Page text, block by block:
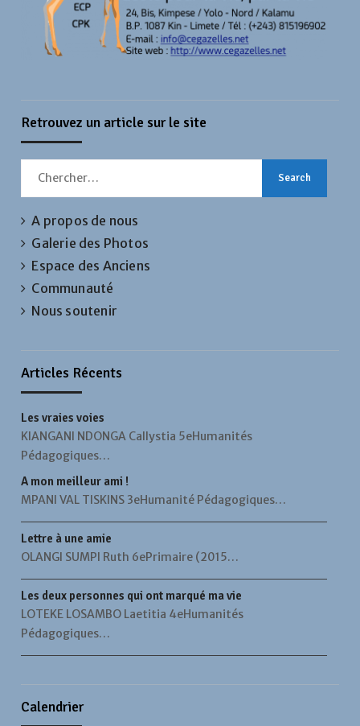
Retrouvez un article sur le site
Search
A propos de nous
Galerie des Photos
Espace des Anciens
Communauté
Nous soutenir
Articles Récents
Les vraies voies
KIANGANI NDONGA Callystia 5eHumanités
Pédagogiques…
A mon meilleur ami !
MPANI VAL TISKINS 3eHumanité Pédagogiques…
Lettre à une amie
OLANGI SUMPI Ruth 6ePrimaire (2015…
Les deux personnes qui ont marqué ma vie
LOTEKE LOSAMBO Laetitia 4eHumanités
Pédagogiques…
Calendrier